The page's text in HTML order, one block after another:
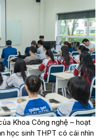
Khoa Công nghệ – hoạt
học sinh THPT có cái nhìn